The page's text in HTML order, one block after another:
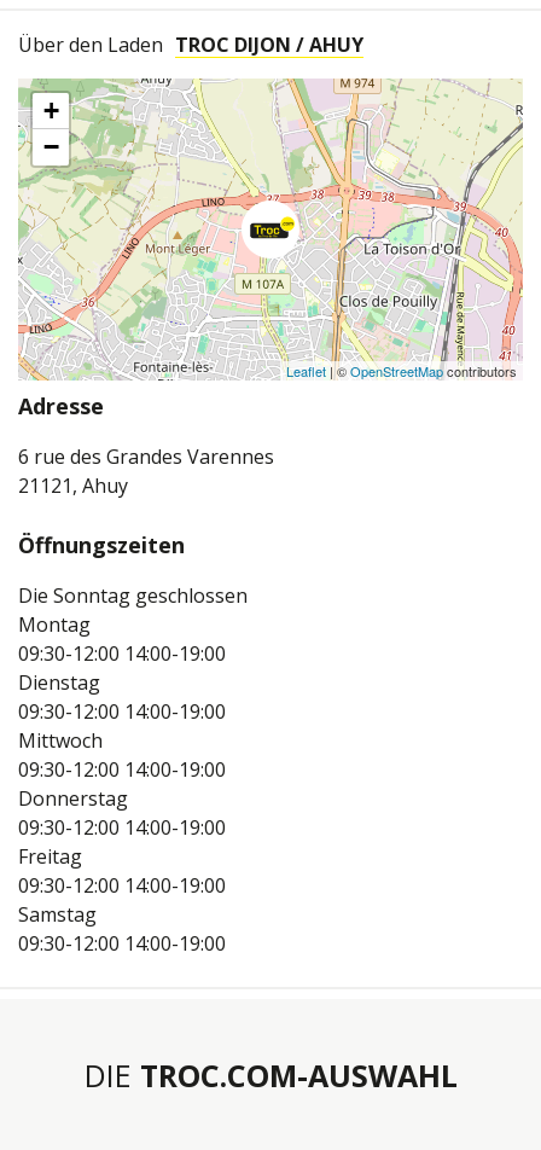
Über den Laden TROC DIJON / AHUY
+
−
Leaflet | ©OpenStreetMapcontributors
Adresse
6 rue des Grandes Varennes
21121, Ahuy
Öffnungszeiten
Die Sonntag geschlossen
Montag
09:30-12:00 14:00-19:00
Dienstag
09:30-12:00 14:00-19:00
Mittwoch
09:30-12:00 14:00-19:00
Donnerstag
09:30-12:00 14:00-19:00
Freitag
09:30-12:00 14:00-19:00
Samstag
09:30-12:00 14:00-19:00
DIE TROC.COM-AUSWAHL